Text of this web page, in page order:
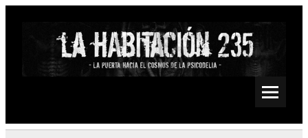
Saltar
Psychedelic, Stoner, Doom, Sludge, Fuzz, Space, Drone